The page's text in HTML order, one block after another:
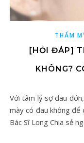
THẨM
[HỎI ĐÁP]
KHÔNG?
Với tâm lý sợ đau đớn, rất nhiều chị em muốn biết treo chân
mày có đau không để
Bác Sĩ Long Chia sẻ